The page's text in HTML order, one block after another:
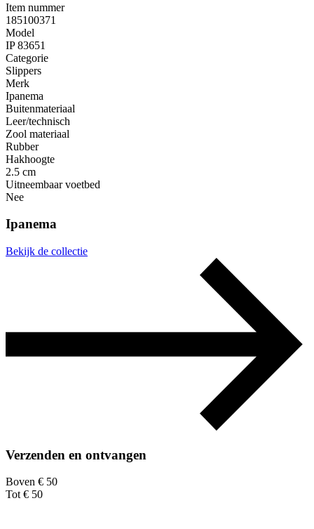
Item nummer
185100371
Model
IP 83651
Categorie
Slippers
Merk
Ipanema
Buitenmateriaal
Leer/technisch
Zool materiaal
Rubber
Hakhoogte
2.5 cm
Uitneembaar voetbed
Nee
Ipanema
Bekijk de collectie
Verzenden en ontvangen
Boven € 50
Tot € 50